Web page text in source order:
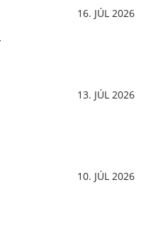
16. JÚL 2026
13. JÚL 2026
10. JÚL 2026